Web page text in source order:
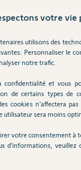
votre vie
utilisons des
Personnaliser le
notre trafic.
et vous
de certains types de
cookies n’affectera
sera moins
votre consentement à
d’informations,